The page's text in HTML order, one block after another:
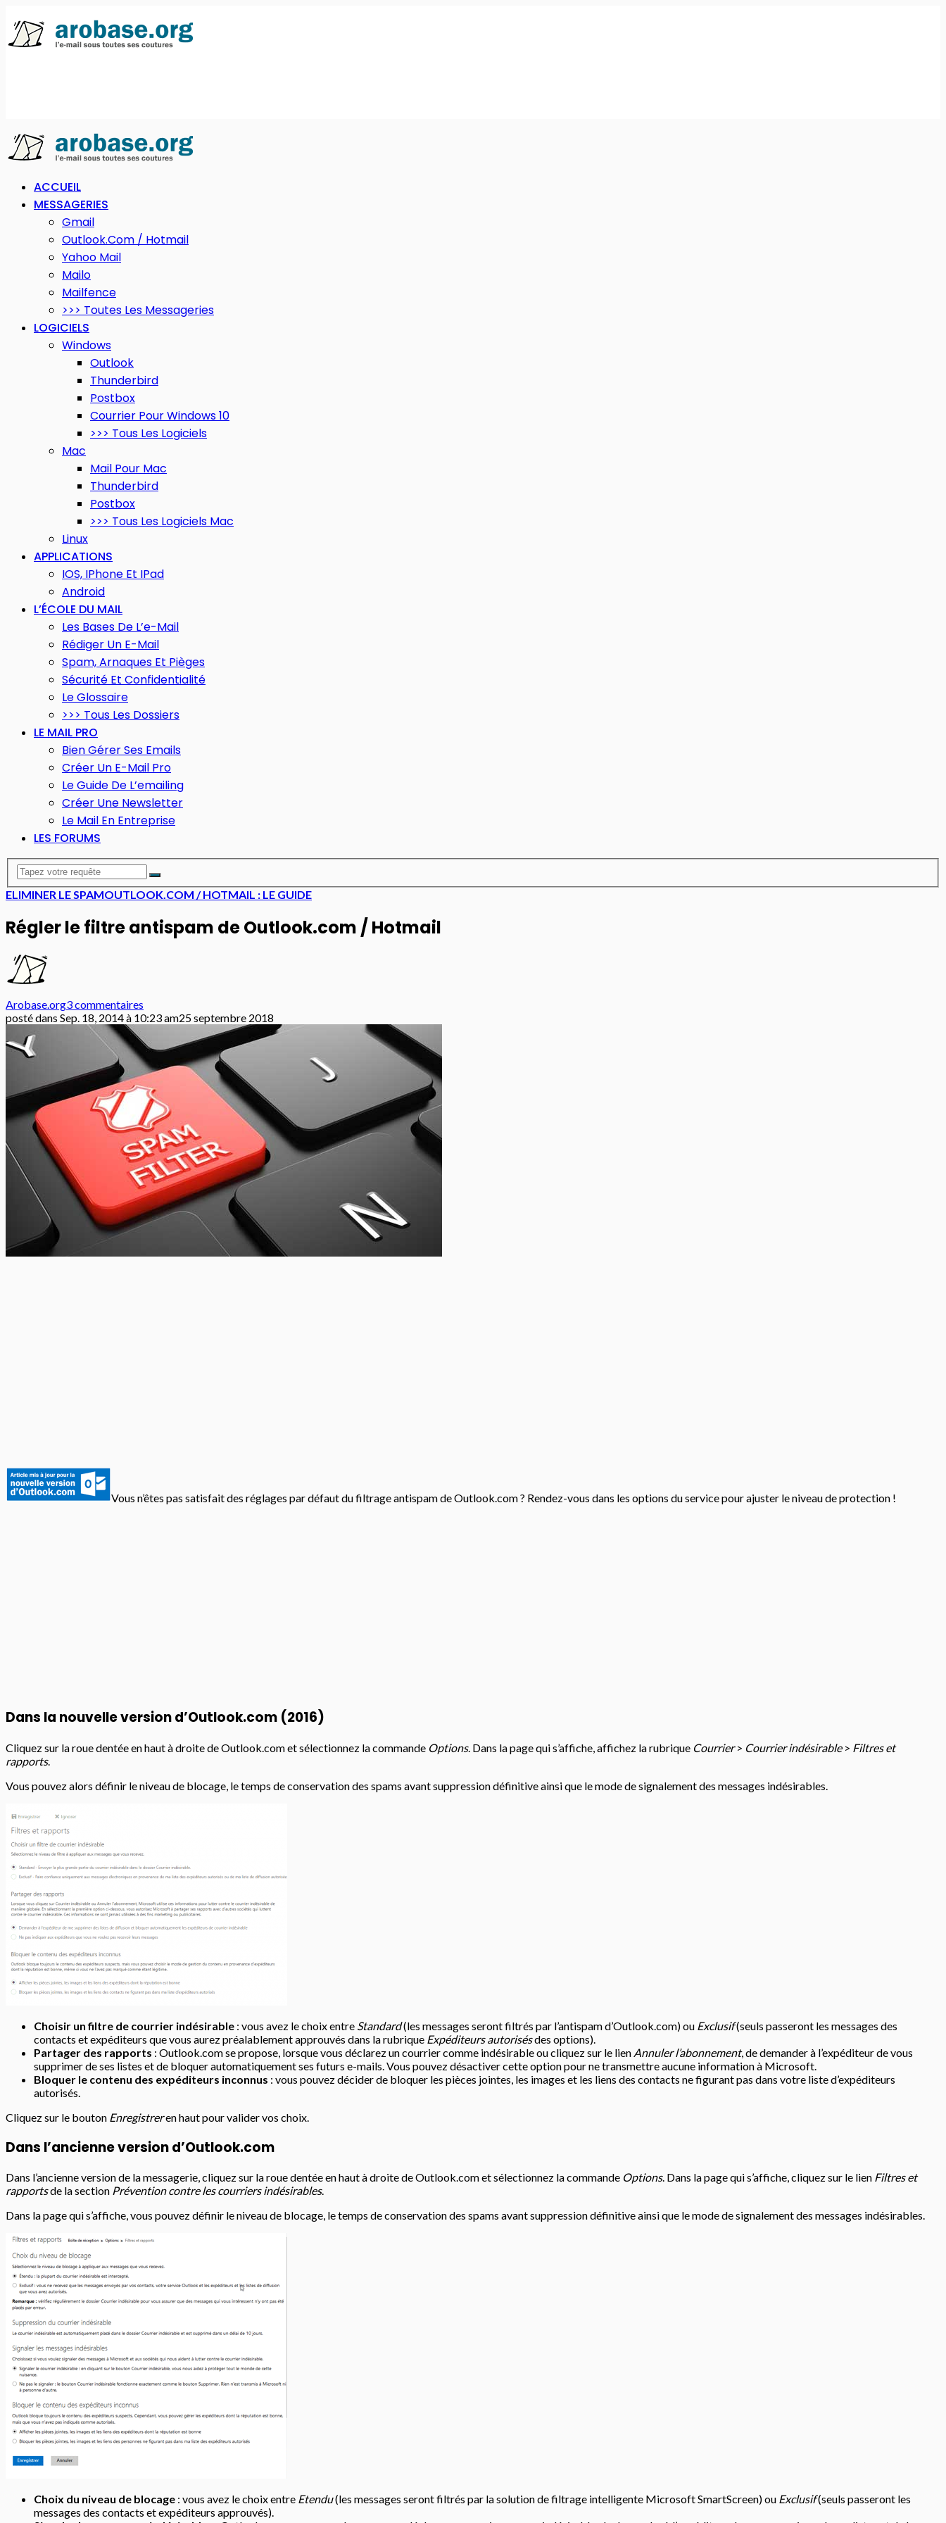
ACCUEIL
MESSAGERIES
Gmail
Outlook.com / Hotmail
Yahoo Mail
Mailo
Mailfence
>>> Toutes Les Messageries
LOGICIELS
Windows
Outlook
Thunderbird
Postbox
Courrier Pour Windows 10
>>> Tous Les Logiciels
Mac
Mail Pour Mac
Thunderbird
Postbox
>>> Tous Les Logiciels Mac
Linux
APPLICATIONS
IOS, IPhone Et IPad
Android
L’ÉCOLE DU MAIL
Les Bases De L’e-Mail
Rédiger Un E-Mail
Spam, Arnaques Et Pièges
Sécurité Et Confidentialité
Le Glossaire
>>> Tous Les Dossiers
LE MAIL PRO
Bien Gérer Ses Emails
Créer Un E-Mail Pro
Le Guide De L’emailing
Créer Une Newsletter
Le Mail En Entreprise
LES FORUMS
ELIMINER LE SPAMOUTLOOK.COM / HOTMAIL : LE GUIDE
Régler le filtre antispam de Outlook.com / Hotmail
Arobase.org3 commentaires
posté dans Sep. 18, 2014 à 10:23 am25 septembre 2018
Vous n’êtes pas satisfait des réglages par défaut du filtrage antispam de Outlook.com ? Rendez-vous dans les options du service pour ajuster le niveau de protection !
Dans la nouvelle version d’Outlook.com (2016)
Cliquez sur la roue dentée en haut à droite de Outlook.com et sélectionnez la commande Options. Dans la page qui s’affiche, affichez la rubrique Courrier> Courrier indésirable> Filtres et
rapports.
Vous pouvez alors définir le niveau de blocage, le temps de conservation des spams avant suppression définitive ainsi que le mode de signalement des messages indésirables.
Choisir un filtre de courrier indésirable : vous avez le choix entre Standard(les messages seront filtrés par l’antispam d’Outlook.com) ou Exclusif(seuls passeront les messages des
contacts et expéditeurs que vous aurez préalablement approuvés dans la rubrique Expéditeurs autorisésdes options).
Partager des rapports : Outlook.com se propose, lorsque vous déclarez un courrier comme indésirable ou cliquez sur le lien Annuler l’abonnement, de demander à l’expéditeur de vous
supprimer de ses listes et de bloquer automatiquement ses futurs e-mails. Vous pouvez désactiver cette option pour ne transmettre aucune information à Microsoft.
Bloquer le contenu des expéditeurs inconnus : vous pouvez décider de bloquer les pièces jointes, les images et les liens des contacts ne figurant pas dans votre liste d’expéditeurs
autorisés.
Cliquez sur le bouton Enregistreren haut pour valider vos choix.
Dans l’ancienne version d’Outlook.com
Dans l’ancienne version de la messagerie, cliquez sur la roue dentée en haut à droite de Outlook.com et sélectionnez la commande Options. Dans la page qui s’affiche, cliquez sur le lien Filtres et
rapportsde la section Prévention contre les courriers indésirables.
Dans la page qui s’affiche, vous pouvez définir le niveau de blocage, le temps de conservation des spams avant suppression définitive ainsi que le mode de signalement des messages indésirables.
Choix du niveau de blocage : vous avez le choix entre Etendu(les messages seront filtrés par la solution de filtrage intelligente Microsoft SmartScreen) ou Exclusif(seuls passeront les
messages des contacts et expéditeurs approuvés).